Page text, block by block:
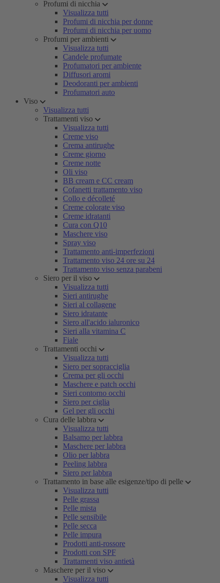
Profumi di nicchia
Visualizza tutti
Profumi di nicchia per donne
Profumi di nicchia per uomo
Profumi per ambienti
Visualizza tutti
Candele profumate
Profumatori per ambiente
Diffusori aromi
Deodoranti per ambienti
Profumatori auto
Viso
Visualizza tutti
Trattamenti viso
Visualizza tutti
Creme viso
Crema antirughe
Creme giorno
Creme notte
Oli viso
BB cream e CC cream
Cofanetti trattamento viso
Collo e décolleté
Creme colorate viso
Creme idratanti
Cura con Q10
Maschere viso
Spray viso
Trattamento anti-imperfezioni
Trattamento viso 24 ore su 24
Trattamento viso senza parabeni
Siero per il viso
Visualizza tutti
Sieri antirughe
Sieri al collagene
Siero idratante
Siero all'acido ialuronico
Sieri alla vitamina C
Fiale
Trattamenti occhi
Visualizza tutti
Siero per sopracciglia
Crema per gli occhi
Maschere e patch occhi
Sieri contorno occhi
Siero per ciglia
Gel per gli occhi
Cura delle labbra
Visualizza tutti
Balsamo per labbra
Maschere per labbra
Olio per labbra
Peeling labbra
Siero per labbra
Trattamento in base alle esigenze/tipo di pelle
Visualizza tutti
Pelle grassa
Pelle mista
Pelle sensibile
Pelle secca
Pelle impura
Prodotti anti-rossore
Prodotti con SPF
Trattamenti viso antietà
Maschere per il viso
Visualizza tutti